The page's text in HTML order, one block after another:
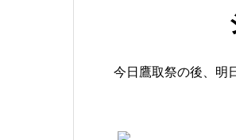
今日鷹取祭の後、明